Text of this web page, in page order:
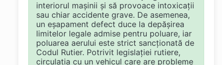
interiorul mașinii și să provoace intoxicații
sau chiar accidente grave. De asemenea,
un eșapament defect duce la depășirea
limitelor legale admise pentru poluare, iar
poluarea aerului este strict sancționată de
Codul Rutier. Potrivit legislației rutiere,
circulația cu un vehicul care are probleme